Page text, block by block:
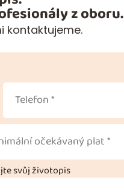
z oboru.
kontaktujeme.
svůj životopis